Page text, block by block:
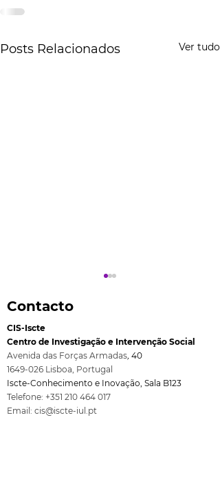
Posts Relacionados Ver tudo
Rita Guerra eleita
membro da Comissão
Executiva da EASP
Contacto
CIS-Iscte
Centro de Investigação e Intervenção Social
Avenida das Forças Armadas, 40
1649-026 Lisboa, Portugal
Iscte-Conhecimento e Inovação, Sala B123
Telefone: +351 210 464 017
Email: cis@iscte-iul.pt